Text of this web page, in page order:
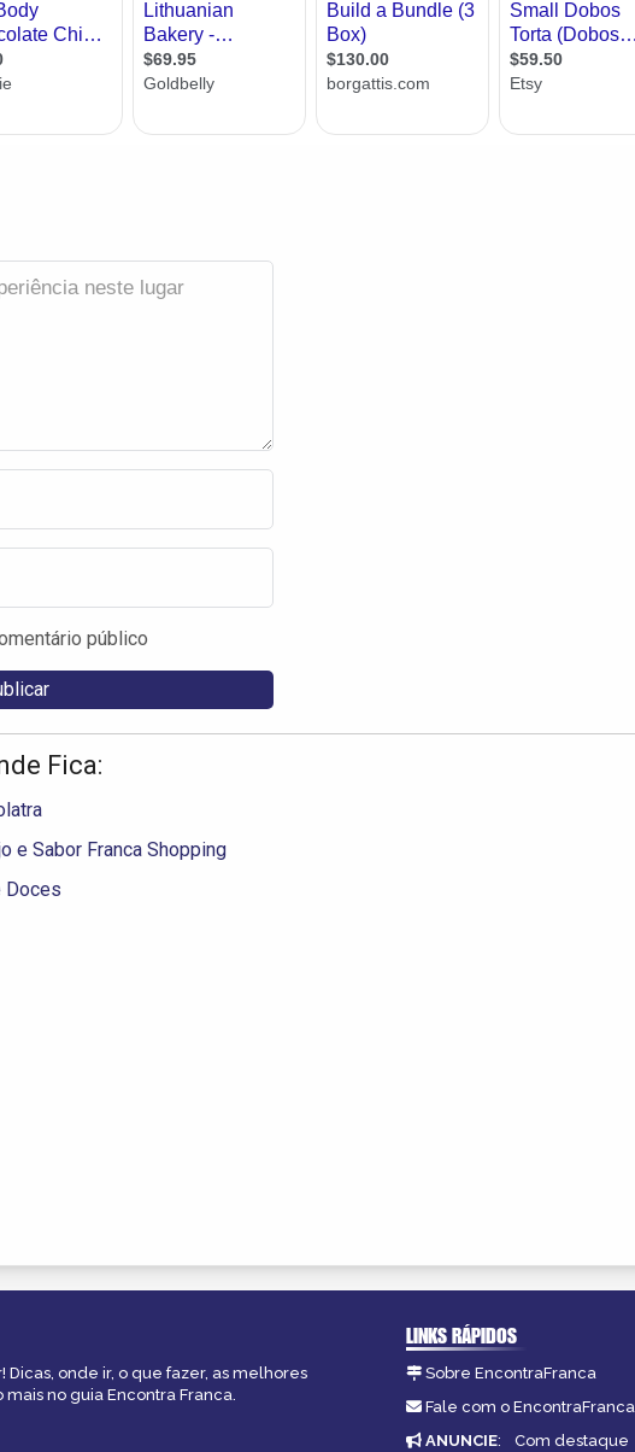
público
Fica:
e Sabor Franca Shopping
Doces
onde ir, o que fazer, as melhores
no guia Encontra Franca.
LINKS RÁPIDOS
Sobre EncontraFranca
Fale com o EncontraFranca
ANUNCIE: Com destaque